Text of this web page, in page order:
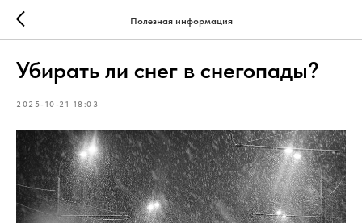
Полезная информация
Убирать ли снег в снегопады?
2025-10-21 18:03